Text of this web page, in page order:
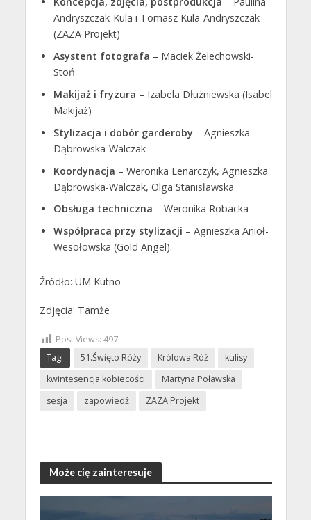
Andryszczak-Kula i Tomasz Kula-Andryszczak
(ZAZA Projekt)
Asystent fotografa – Maciek Żelechowski-
Stoń
Makijaż i fryzura – Izabela Dłużniewska (Isabel
Makijaż)
Stylizacja i dobór garderoby– Agnieszka
Dąbrowska-Walczak
Koordynacja – Weronika Lenarczyk, Agnieszka
Dąbrowska-Walczak, Olga Stanisławska
Obsługa techniczna – Weronika Robacka
Współpraca przy stylizacji – Agnieszka Anioł-
Wesołowska (Gold Angel).
Źródło: UM Kutno
Zdjęcia: Tamże
Post Views: 497
Tagi
51.Święto Róży Królowa Róż
kulisy
kwintesencja kobiecości
Martyna Poławska
sesja
zapowiedź ZAZA Projekt
Może cię zainteresuje